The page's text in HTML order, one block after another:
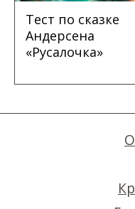
Тест по сказке
Андерсена
«Русалочка»